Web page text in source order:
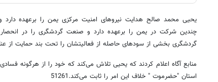
یحیی محمد صالح هدایت نیروهای امنیت مرکزی یمن را برعهده
چندین شرکت در یمن را برعهده دارد و صنعت گردشگری را در
گردشگری بخشی از سودهای حاصله از فعالیتشان را تحت بند حمایت از
منابع آگاه اعلام کردند که یحیی تلاش می‌کند که خود را از هرگونه
استان "حضرموت " خلاف این امر را ثابت می‌کند.51261